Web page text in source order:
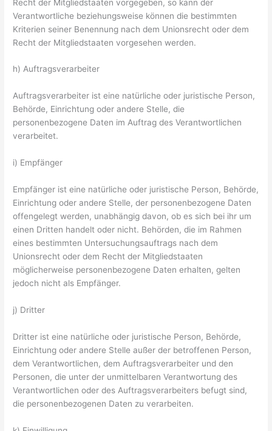
Recht der Mitgliedstaaten vorgegeben, so kann der
Verantwortliche beziehungsweise können die bestimmten
Kriterien seiner Benennung nach dem Unionsrecht oder dem
Recht der Mitgliedstaaten vorgesehen werden.
h) Auftragsverarbeiter
Auftragsverarbeiter ist eine natürliche oder juristische Person,
Behörde, Einrichtung oder andere Stelle, die
personenbezogene Daten im Auftrag des Verantwortlichen
verarbeitet.
i) Empfänger
Empfänger ist eine natürliche oder juristische Person, Behörde,
Einrichtung oder andere Stelle, der personenbezogene Daten
offengelegt werden, unabhängig davon, ob es sich bei ihr um
einen Dritten handelt oder nicht. Behörden, die im Rahmen
eines bestimmten Untersuchungsauftrags nach dem
Unionsrecht oder dem Recht der Mitgliedstaaten
möglicherweise personenbezogene Daten erhalten, gelten
jedoch nicht als Empfänger.
j) Dritter
Dritter ist eine natürliche oder juristische Person, Behörde,
Einrichtung oder andere Stelle außer der betroffenen Person,
dem Verantwortlichen, dem Auftragsverarbeiter und den
Personen, die unter der unmittelbaren Verantwortung des
Verantwortlichen oder des Auftragsverarbeiters befugt sind,
die personenbezogenen Daten zu verarbeiten.